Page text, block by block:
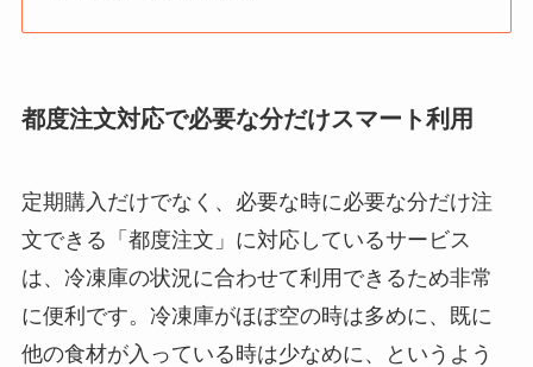
都度注文対応で必要な分だけスマート利用
定期購入だけでなく、必要な時に必要な分だけ注
文できる「都度注文」に対応しているサービス
は、冷凍庫の状況に合わせて利用できるため非常
に便利です。冷凍庫がほぼ空の時は多めに、既に
他の食材が入っている時は少なめに、というよう